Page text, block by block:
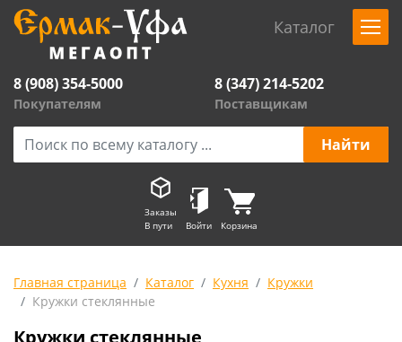
Каталог
8 (908) 354-5000
Покупателям
8 (347) 214-5202
Поставщикам
Заказы
В пути
Войти Корзина
Главная страница Каталог Кухня
Кружки
Кружки стеклянные
Кружки стеклянные